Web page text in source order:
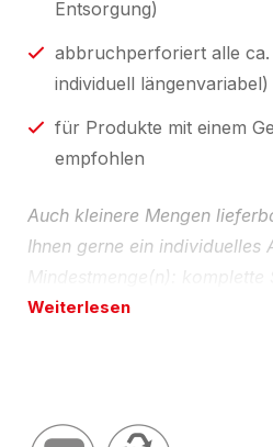
Entsorgung)
abbruchperforiert alle ca.
individuell längenvariabel)
für Produkte mit einem
empfohlen
Auch kleinere Mengen
Ihnen gerne ein individuelles
Mindestmenge(n): komplette
mm, abbruchperforiert alle
Recyclingpapier und zu
Weiterlesen